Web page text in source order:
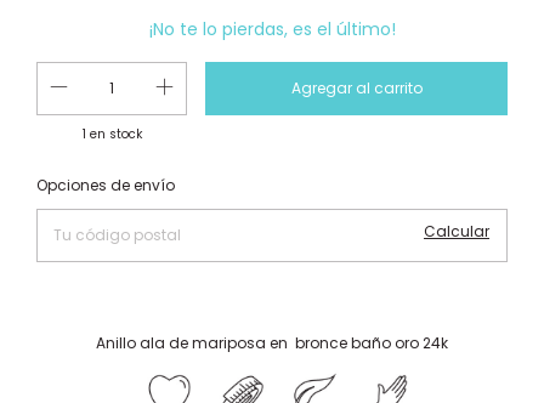
¡No te lo pierdas, es el último!
1 en stock
Entregas para el CP:
Opciones de envío
Calcular
Anillo ala de mariposa en bronce baño oro 24k